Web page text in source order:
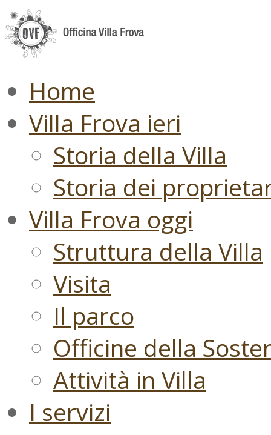
Home
Villa Frova ieri
Storia della Villa
Storia dei
Villa Frova oggi
Struttura della Villa
Visita
Il parco
Officine della
Attività in Villa
I servizi